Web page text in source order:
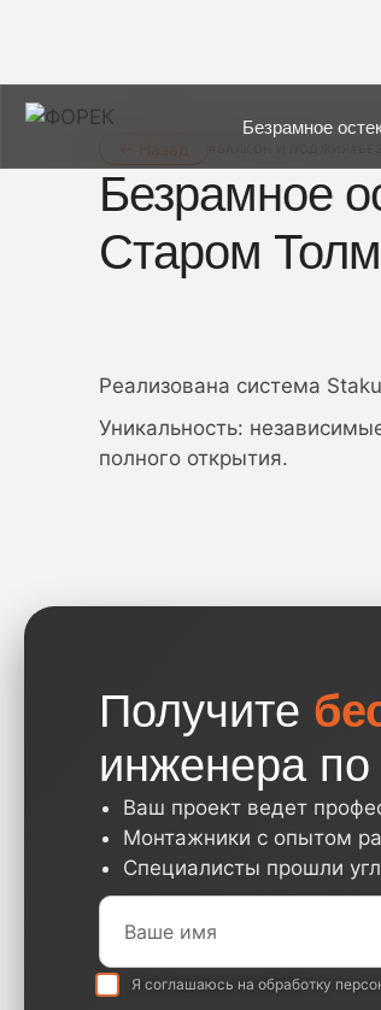
Безрамное
Безрамное
Старом
Реализована система
Уникальность:
полного открытия.
Получите
инженера
Ваш проект ведет
Монтажники с опытом
Специалисты прошли
Я соглашаюсь на обработку